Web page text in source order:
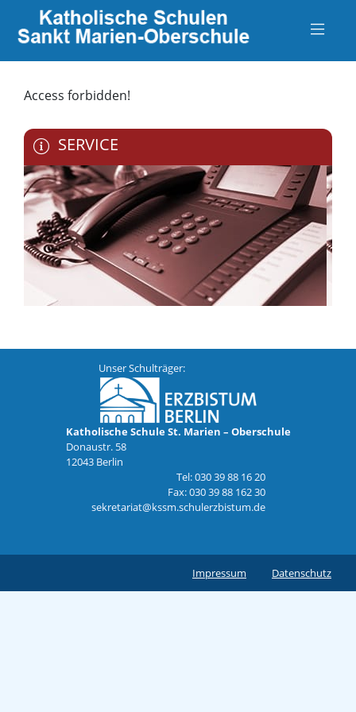
Access forbidden!
SERVICE
Unser Schulträger:
Katholische Schule St. Marien – Oberschule
Donaustr. 58
12043 Berlin
Tel: 030 39 88 16 20
Fax: 030 39 88 162 30
sekretariat@kssm.schulerzbistum.de
Impressum Datenschutz